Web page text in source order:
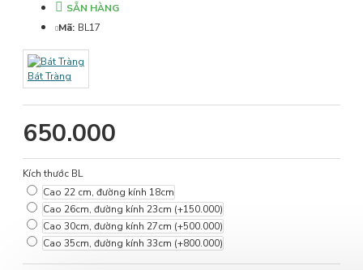
650.000
SẴN HÀNG
Mã: BL17
Bát Tràng
Kích thước BL
Cao 22 cm, đường kính 18cm
Cao 26cm, đường kính 23cm (+150.000)
Cao 30cm, đường kính 27cm (+500.000)
Cao 35cm, đường kính 33cm (+800.000)